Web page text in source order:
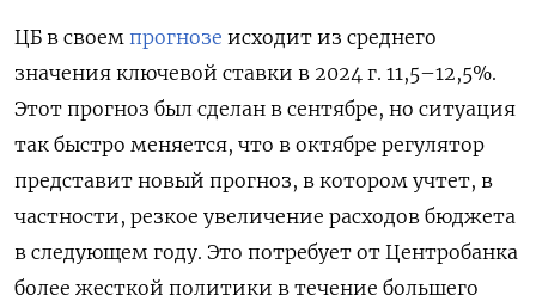
ЦБ в своем прогнозе исходит из среднего
значения ключевой ставки в 2024 г. 11,5–12,5%.
Этот прогноз был сделан в сентябре, но ситуация
так быстро меняется, что в октябре регулятор
представит новый прогноз, в котором учтет, в
частности, резкое увеличение расходов бюджета
в следующем году. Это потребует от Центробанка
более жесткой политики в течение большего